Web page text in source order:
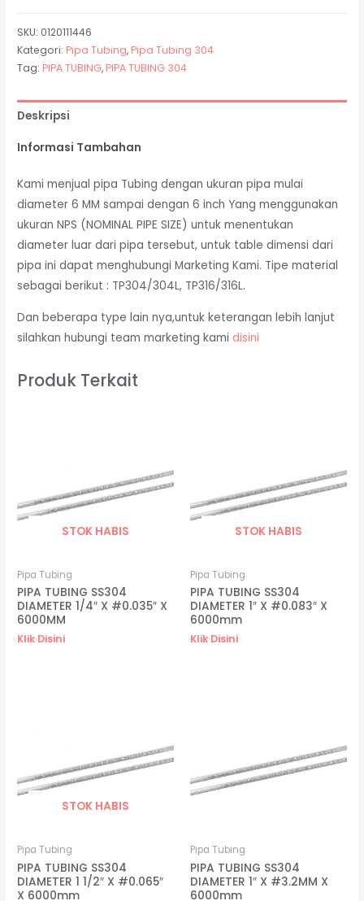
SKU: 0120111446
Kategori: Pipa Tubing, Pipa Tubing 304
Tag: PIPA TUBING, PIPA TUBING 304
Deskripsi
Informasi Tambahan
Kami menjual pipa Tubing dengan ukuran pipa mulai
diameter 6 MM sampai dengan 6 inch Yang menggunakan
ukuran NPS (NOMINAL PIPE SIZE) untuk menentukan
diameter luar dari pipa tersebut, untuk table dimensi dari
pipa ini dapat menghubungi Marketing Kami. Tipe material
sebagai berikut : TP304/304L, TP316/316L.
Dan beberapa type lain nya,untuk keterangan lebih lanjut
silahkan hubungi team marketing kami disini
Produk Terkait
STOK HABIS
Pipa Tubing
PIPA TUBING SS304
DIAMETER 1/4″ X #0.035″ X
6000MM
Klik Disini
STOK HABIS
Pipa Tubing
PIPA TUBING SS304
DIAMETER 1″ X #0.083″ X
6000mm
Klik Disini
STOK HABIS
Pipa Tubing
PIPA TUBING SS304
DIAMETER 1 1/2″ X #0.065″
X 6000mm
Pipa Tubing
PIPA TUBING SS304
DIAMETER 1″ X #3.2MM X
6000mm